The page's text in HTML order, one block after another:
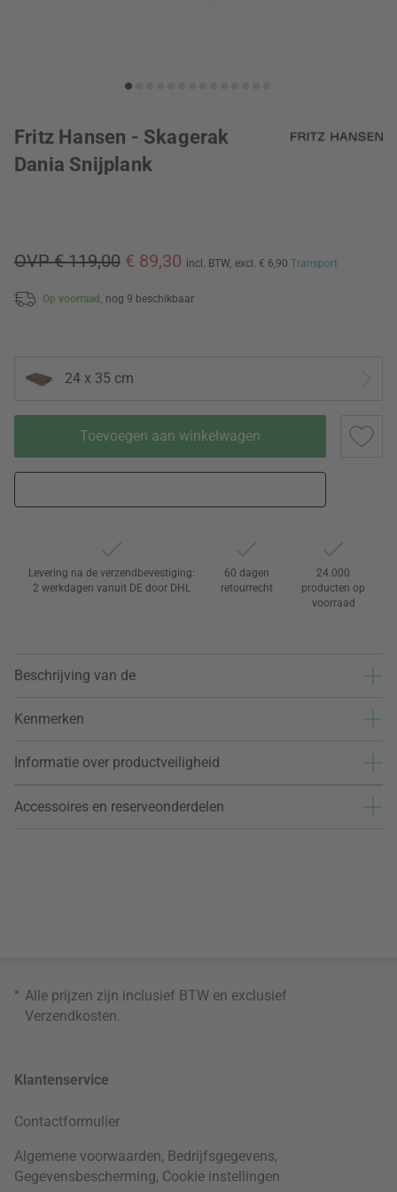
Fritz Hansen - Skagerak
Dania Snijplank
OVP € 119,00 € 89,30 incl. BTW, excl. € 6,90 Transport
Op voorraad, nog 9 beschikbaar
24 x 35 cm
Toevoegen aan winkelwagen
Levering na de verzendbevestiging:
2 werkdagen vanuit DE door DHL
60 dagen
retourrecht
24.000
producten op
voorraad
Beschrijving van de
Kenmerken
Informatie over productveiligheid
Accessoires en reserveonderdelen
* Alle prijzen zijn inclusief BTW en exclusief
Verzendkosten
Klantenservice
Contactformulier
Algemene voorwaarden, Bedrijfsgegevens,
Gegevensbescherming, Cookie instellingen